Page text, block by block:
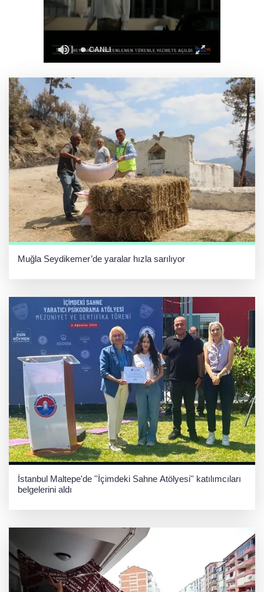
Kütahya’da komşuluk bağları güçleniyor
Eskişehir'de Kentpark Yapay Plajı yeni
sezonda hizmete açıldı
Muğla Seydikemer’de yaralar hızla sarılıyor
İstanbul Maltepe'de ''İçimdeki Sahne Atölyesi'' katılımcıları
belgelerini aldı